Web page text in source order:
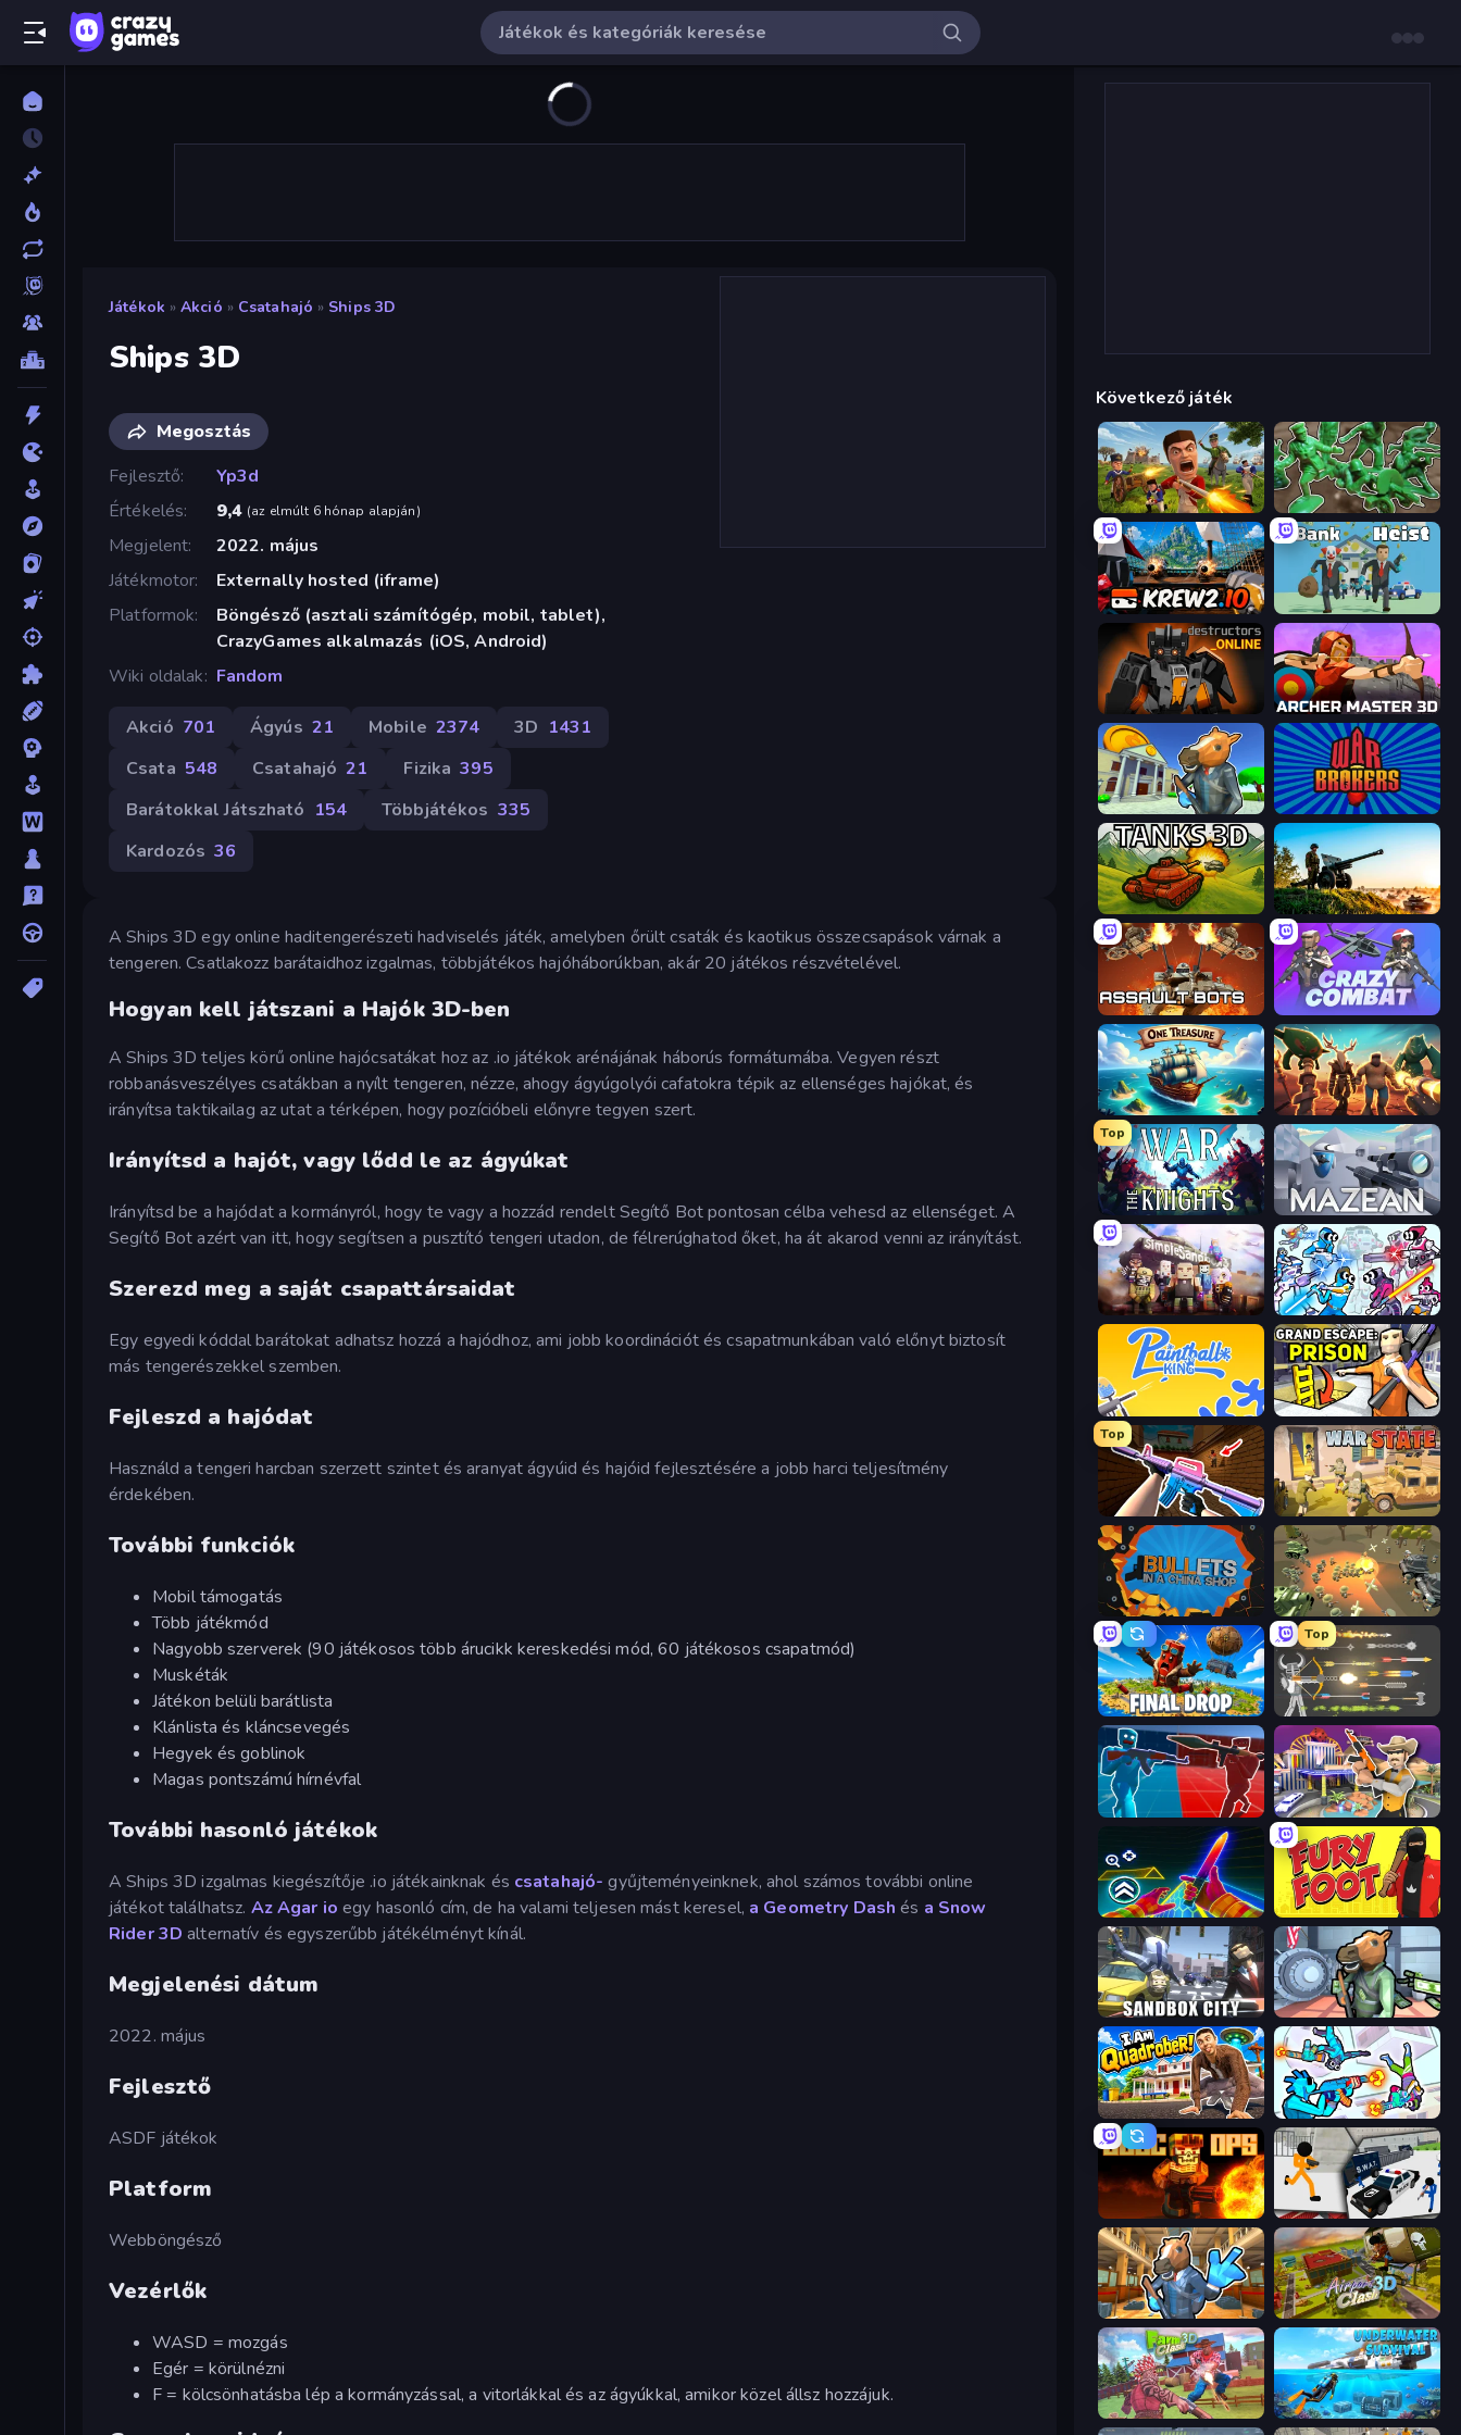
Játékok » Akció » Csatahajó » Ships 3D
Ships 3D
Megosztás
Fejlesztő
Yp3d
Értékelés
9,4 (az elmúlt 6 hónap alapján)
Megjelent
2022. május
Játékmotor
Externally hosted (iframe)
Platformok
Böngésző (asztali számítógép, mobil, tablet),
CrazyGames alkalmazás (iOS, Android)
Wiki oldalak
Fandom
Akció 701 Ágyús 21 Mobile 2374 3D 1431
Csata 548 Csatahajó 21 Fizika 395
Barátokkal Játszható 154 Többjátékos 335
Kardozós 36
A Ships 3D egy online haditengerészeti hadviselés játék, amelyben őrült csaták és kaotikus összecsapások várnak a
tengeren. Csatlakozz barátaidhoz izgalmas, többjátékos hajóháborúkban, akár 20 játékos részvételével.
Hogyan kell játszani a Hajók 3D-ben
A Ships 3D teljes körű online hajócsatákat hoz az .io játékok arénájának háborús formátumába. Vegyen részt
robbanásveszélyes csatákban a nyílt tengeren, nézze, ahogy ágyúgolyói cafatokra tépik az ellenséges hajókat, és
irányítsa taktikailag az utat a térképen, hogy pozícióbeli előnyre tegyen szert.
Irányítsd a hajót, vagy lődd le az ágyúkat
Irányítsd be a hajódat a kormányról, hogy te vagy a hozzád rendelt Segítő Bot pontosan célba vehesd az ellenséget. A
Segítő Bot azért van itt, hogy segítsen a pusztító tengeri utadon, de félrerúghatod őket, ha át akarod venni az irányítást.
Szerezd meg a saját csapattársaidat
Egy egyedi kóddal barátokat adhatsz hozzá a hajódhoz, ami jobb koordinációt és csapatmunkában való előnyt biztosít
más tengerészekkel szemben.
Fejleszd a hajódat
Használd a tengeri harcban szerzett szintet és aranyat ágyúid és hajóid fejlesztésére a jobb harci teljesítmény
érdekében.
További funkciók
Mobil támogatás
Több játékmód
Nagyobb szerverek (90 játékosos több árucikk kereskedési mód, 60 játékosos csapatmód)
Muskéták
Játékon belüli barátlista
Klánlista és kláncsevegés
Hegyek és goblinok
Magas pontszámú hírnévfal
További hasonló játékok
A Ships 3D izgalmas kiegészítője .io játékainknak és csatahajó- gyűjteményeinknek, ahol számos további online
játékot találhatsz. Az Agar io egy hasonló cím, de ha valami teljesen mást keresel, a Geometry Dash és a Snow
Rider 3D alternatív és egyszerűbb játékélményt kínál.
Megjelenési dátum
2022. május
Fejlesztő
ASDF játékok
Platform
Webböngésző
Vezérlők
WASD = mozgás
Egér = körülnézni
F = kölcsönhatásba lép a kormányzással, a vitorlákkal és az ágyúkkal, amikor közel állsz hozzájuk.
Következő játék
Redcoats.io Soldiers - Capture and Control!
Krew.io Bank Heist
Destructors Online Archer Master 3D: Castle Defense
Bank Robbery 3 War Brokers
Tanks 3D Artillery Vs Tanks
Assault Bots Crazy Combat
One Treasure Horde Crusher
Top
War the Knights Mazean
Simple Sandbox 3 Space Wars Battleground
Paintball King Grand Escape: Prison
Top
KS Z War State IO: Conquer Battles
BULLets in a China Shop WW1 Battle Simulator
Final Drop
Top
Ragdoll Archers
Battle of the Soldiers: Red vs Blue Casino Robbery
Surf GO Parkour Fury Foot
Sandbox City Bank Robbery
I Am Quadrober! Gravity Arena Shooter
BLOCOPS Stickman Prison: Counter Assault
Bank Robbery 2 Airport Clash 3D
Farm Clash 3D Underwater Survival: Deep Dive